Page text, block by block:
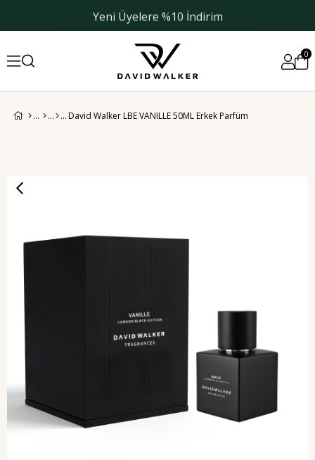
Yeni Üyelere %10 İndirim
0
David Walker LBE VANILLE 50ML Erkek Parfüm